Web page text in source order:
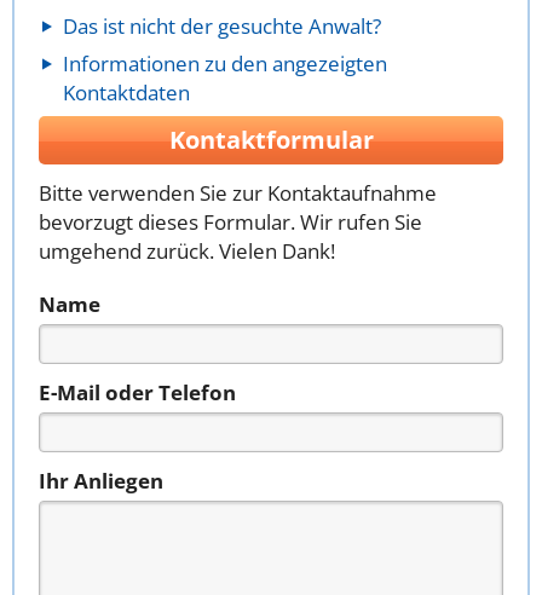
Das ist nicht der gesuchte Anwalt?
Informationen zu den angezeigten
Kontaktdaten
Kontaktformular
Bitte verwenden Sie zur Kontaktaufnahme
bevorzugt dieses Formular. Wir rufen Sie
umgehend zurück. Vielen Dank!
Name
E-Mail oder Telefon
Ihr Anliegen